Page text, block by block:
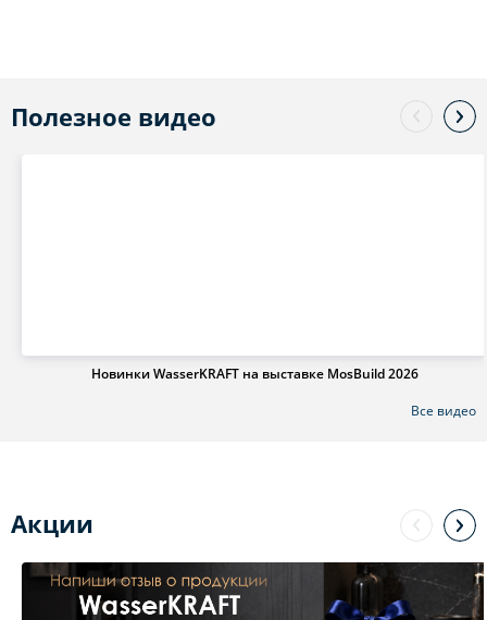
Полезное видео
Новинки WasserKRAFT на выставке MosBuild 2026
Все видео
Акции